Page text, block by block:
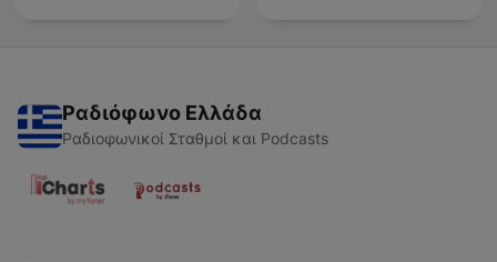
Ραδιόφωνο Ελλάδα
Ραδιοφωνικοί Σταθμοί και Podcasts